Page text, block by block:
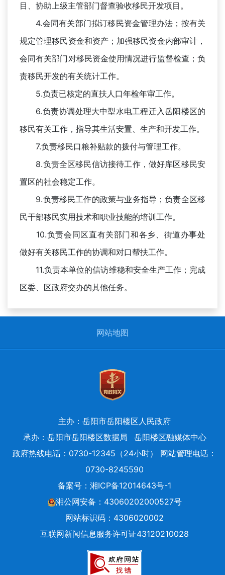
目、协助上级主管部门督查验收移民开发项目。
4.会同有关部门拟订移民资金管理办法；按有关
规定管理移民资金和资产；加强移民资金内部审计，
会同有关部门对移民资金使用情况进行监督检查；负
责移民开发的有关统计工作。
5.负责已核定的直扶人口年检年审工作。
6.负责协调处理大中型水电工程迁入岳阳楼区的
移民有关工作，指导其生活安置、生产和开发工作。
7.负责移民口粮补贴款的拨付与管理工作。
8.负责全区移民信访接待工作，做好库区移民安
置区的社会稳定工作。
9.负责移民工作的政策与业务指导；负责全区移
民干部移民实用技术和职业技能的培训工作。
10.负责会同区直有关部门和各乡、街道办事处
做好有关移民工作的协调和对口帮扶工作。
11.负责本单位的信访维稳和安全生产工作；完成
区委、区政府交办的其他任务。
网站地图
主办：岳阳市岳阳楼区人民政府
承办：岳阳市岳阳楼区数据局
岳阳楼区融媒体中心
政府热线电话：0730-12345（24小时） 网站管理电话：
0730-8245590
备案号： 湘ICP备12014643号-1
湘公网安备：43060202000527号
网站标识码：4306020002
互联网新闻信息服务许可证43120210028